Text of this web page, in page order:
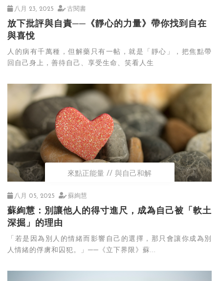
八月 23, 2025 古閱書
放下批評與自責──《靜心的力量》帶你找到自在
與喜悅
人的病有千萬種，但解藥只有一帖，就是「靜心」，把焦點帶
回自己身上，善待自己、享受生命、笑看人生
來點正能量 與自己和解
八月 05, 2025 蘇絢慧
蘇絢慧：別讓他人的得寸進尺，成為自己被「軟土
深掘」的理由
「若是因為別人的情緒而影響自己的選擇，那只會讓你成為別
人情緒的俘虜和囚犯。」──《立下界限》蘇...